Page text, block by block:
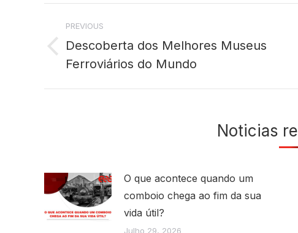
Post
navigation
PREVIOUS
post:
Descoberta dos Melhores Museus
Ferroviários do Mundo
Noticias
O que acontece quando um
comboio chega ao fim da sua
vida útil?
Julho 29, 2026